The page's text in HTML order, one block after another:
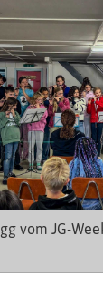
vom JG-